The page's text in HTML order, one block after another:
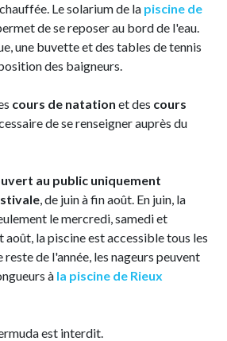
Le solarium de la piscine de
de se reposer au bord de l'eau.
une buvette et des tables de tennis
des baigneurs.
cours de natation et des cours
de se renseigner auprès du
au public uniquement
, de juin à fin août. En juin, la
le mercredi, samedi et
août, la piscine est accessible tous les
reste de l'année, les nageurs peuvent
à la piscine de Rieux
est interdit.